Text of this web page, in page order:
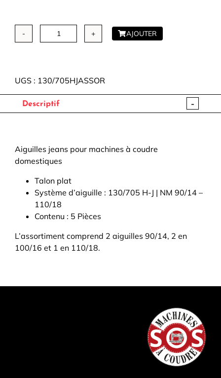
quantité
assortiment
-
AJOUTER
UGS : 130/705HJASSOR
Descriptif -
Aiguilles jeans pour machines à coudre
domestiques
Talon plat
Système d’aiguille : 130/705 H-J | NM 90/14 –
110/18
Contenu : 5 Pièces
L’assortiment comprend 2 aiguilles 90/14, 2 en
100/16 et 1 en 110/18.